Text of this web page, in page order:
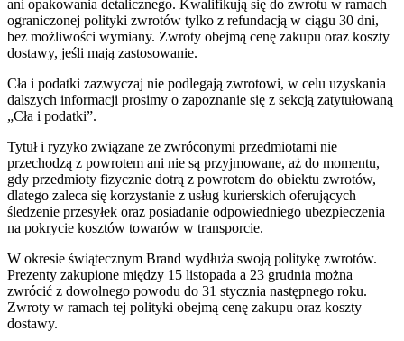
ani opakowania detalicznego. Kwalifikują się do zwrotu w ramach
ograniczonej polityki zwrotów tylko z refundacją w ciągu 30 dni,
bez możliwości wymiany. Zwroty obejmą cenę zakupu oraz koszty
dostawy, jeśli mają zastosowanie.
Cła i podatki zazwyczaj nie podlegają zwrotowi, w celu uzyskania
dalszych informacji prosimy o zapoznanie się z sekcją zatytułowaną
„Cła i podatki”.
Tytuł i ryzyko związane ze zwróconymi przedmiotami nie
przechodzą z powrotem ani nie są przyjmowane, aż do momentu,
gdy przedmioty fizycznie dotrą z powrotem do obiektu zwrotów,
dlatego zaleca się korzystanie z usług kurierskich oferujących
śledzenie przesyłek oraz posiadanie odpowiedniego ubezpieczenia
na pokrycie kosztów towarów w transporcie.
W okresie świątecznym Brand wydłuża swoją politykę zwrotów.
Prezenty zakupione między 15 listopada a 23 grudnia można
zwrócić z dowolnego powodu do 31 stycznia następnego roku.
Zwroty w ramach tej polityki obejmą cenę zakupu oraz koszty
dostawy.